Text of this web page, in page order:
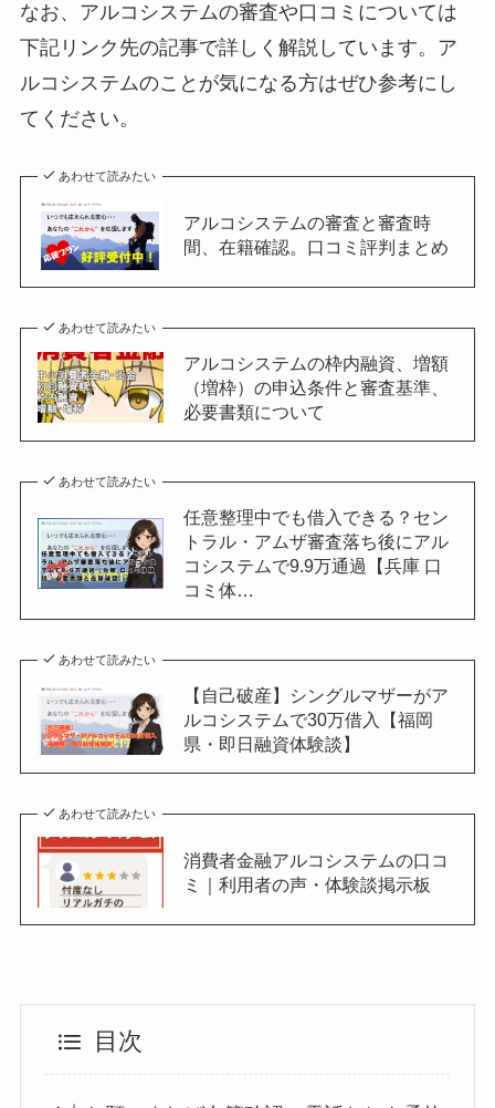
なお、アルコシステムの審査や口コミについては
下記リンク先の記事で詳しく解説しています。ア
ルコシステムのことが気になる方はぜひ参考にし
てください。
あわせて読みたい
アルコシステムの審査と審査時
間、在籍確認。口コミ評判まとめ
あわせて読みたい
アルコシステムの枠内融資、増額
（増枠）の申込条件と審査基準、
必要書類について
あわせて読みたい
任意整理中でも借入できる？セン
トラル・アムザ審査落ち後にアル
コシステムで9.9万通過【兵庫 口
コミ体…
あわせて読みたい
【自己破産】シングルマザーがア
ルコシステムで30万借入【福岡
県・即日融資体験談】
あわせて読みたい
消費者金融アルコシステムの口コ
ミ｜利用者の声・体験談掲示板
目次